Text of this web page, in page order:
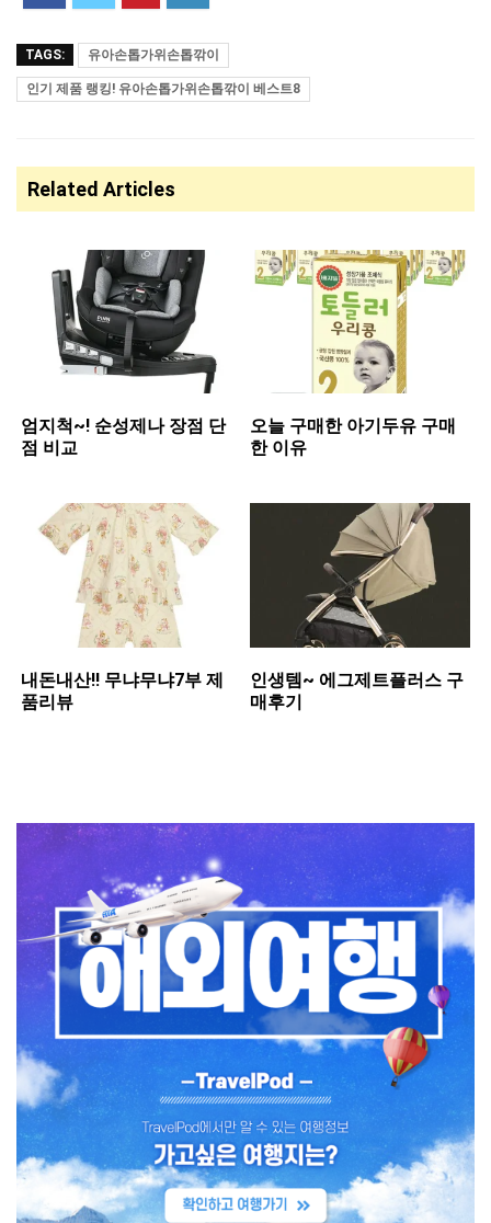
TAGS: 유아손톱가위손톱깎이
인기 제품 랭킹! 유아손톱가위손톱깎이 베스트8
Related Articles
엄지척~! 순성제나 장점 단
점 비교
오늘 구매한 아기두유 구매
한 이유
내돈내산!! 무냐무냐7부 제
품리뷰
인생템~ 에그제트플러스 구
매후기